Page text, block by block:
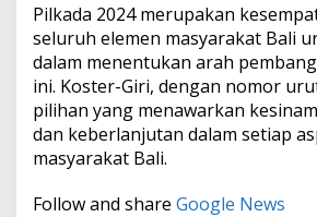
Pilkada 2024 merupakan
seluruh elemen masyarakat Bali
dalam menentukan arah
ini. Koster-Giri, dengan nomor
pilihan yang menawarkan
dan keberlanjutan dalam setiap
masyarakat Bali.
Follow and share Google News